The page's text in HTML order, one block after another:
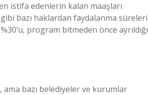
istifa edenlerin kalan maaşları
bazı haklardan faydalanma süreleri
program bitmeden önce ayrıldığı
bazı belediyeler ve kurumlar